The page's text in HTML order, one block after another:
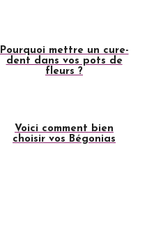
Pourquoi mettre un cure-
dent dans vos pots de
fleurs ?
Voici comment bien
choisir vos Bégonias